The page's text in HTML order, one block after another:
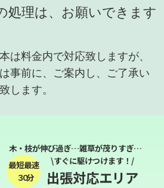
処理は、お願いできます
は料金内で対応致しますが、
事前に、ご案内し、ご了承い
します。
木・枝が伸び過ぎ…雑草が茂りすぎ…
最短最速
３０分
\すぐに駆けつけます！/
出張対応エリア